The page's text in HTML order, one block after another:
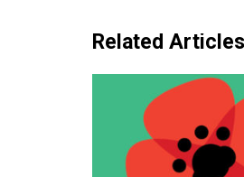
Related Articles